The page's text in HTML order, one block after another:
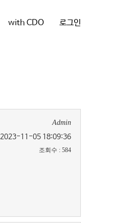
with CDO 로그인
Admin
2023-11-05 18:09:36
조회수 : 584